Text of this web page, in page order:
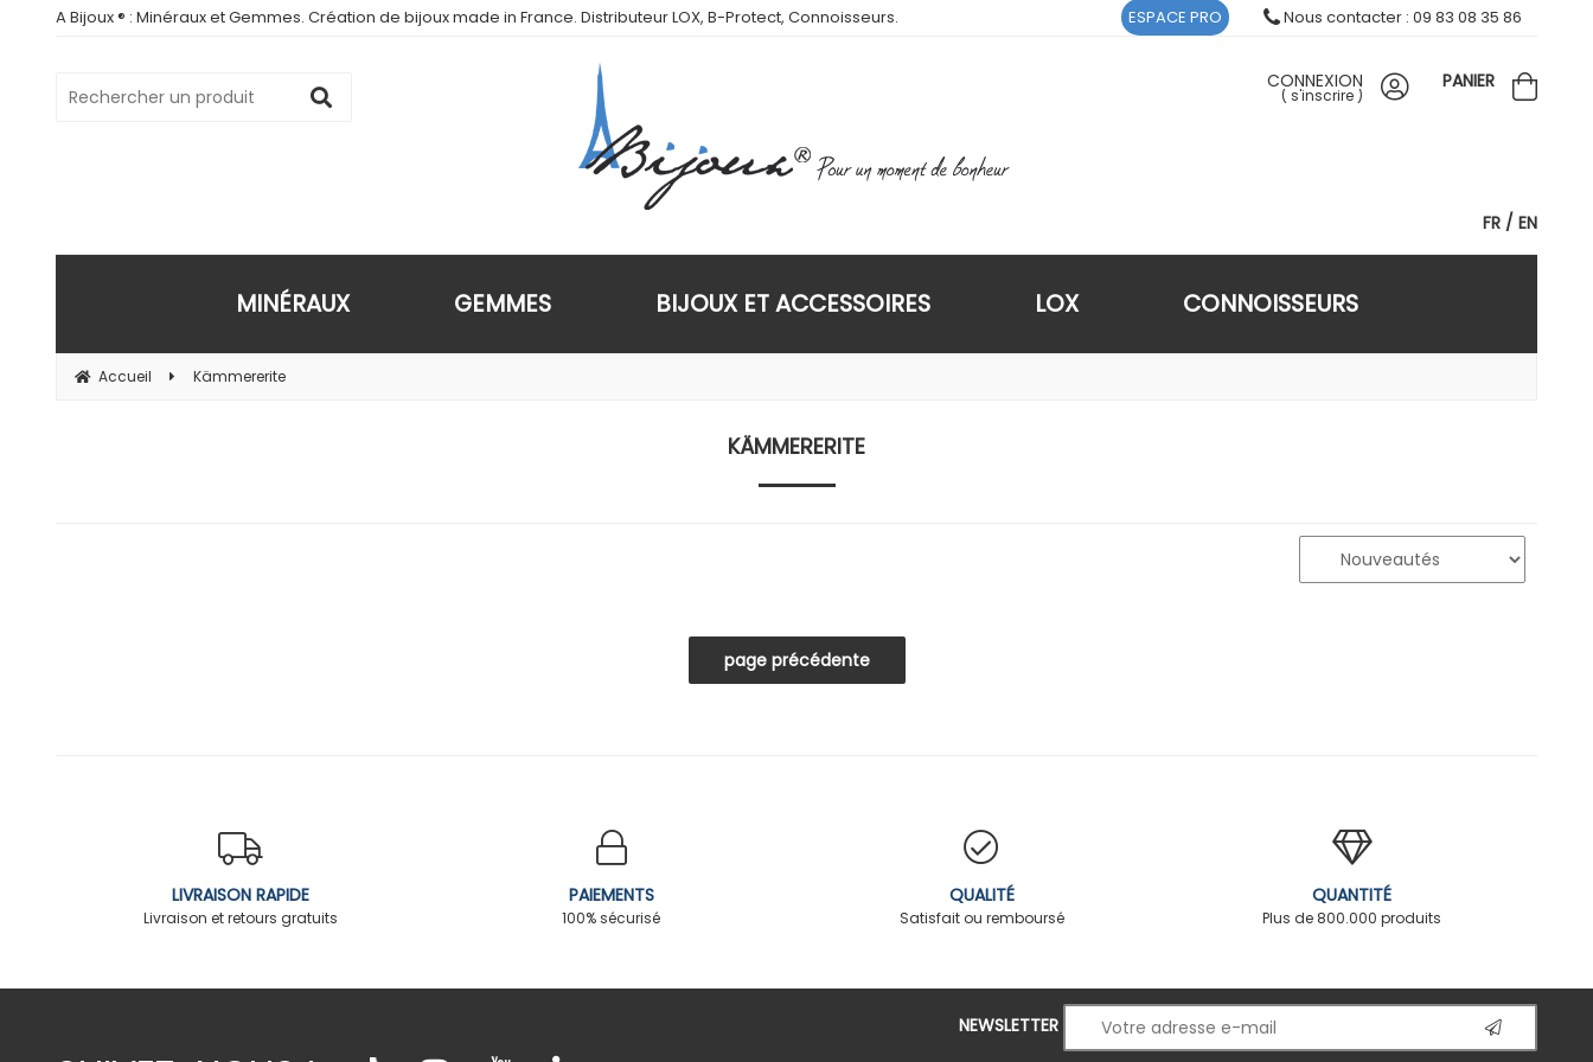
A Bijoux ® : Minéraux et Gemmes. Création de bijoux made in France. Distributeur LOX, B-Protect, Connoisseurs.
FR EN
CONNEXION
( s'inscrire )
PANIER
MINÉRAUX GEMMES BIJOUX ET ACCESSOIRES LOX CONNOISSEURS
Accueil Kämmererite
KÄMMERERITE
ESPACE PRO Nous contacter : 09 83 08 35 86
LIVRAISON RAPIDE
Livraison et retours gratuits
PAIEMENTS
100% sécurisé
QUALITÉ
Satisfait ou remboursé
QUANTITÉ
Plus de 800.000 produits
NEWSLETTER